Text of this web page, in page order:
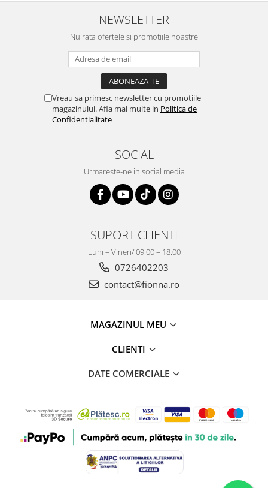
NEWSLETTER
Nu rata ofertele si promotiile noastre
Vreau sa primesc newsletter cu promotiile
magazinului. Afla mai multe in Politica de
Confidentialitate
SOCIAL
Urmareste-ne in social media
SUPORT CLIENTI
Luni – Vineri/ 09.00 – 18.00
0726402203
contact@fionna.ro
MAGAZINUL MEU
CLIENTI
DATE COMERCIALE